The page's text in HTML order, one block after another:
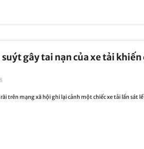
gây tai nạn của xe tải
trên mạng xã hội ghi lại cảnh một chiếc xe tải lấn